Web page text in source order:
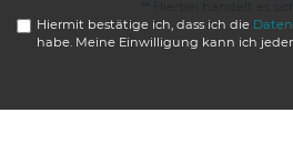
Hiermit bestätige ich, dass ich die
habe. Meine Einwilligung kann ich